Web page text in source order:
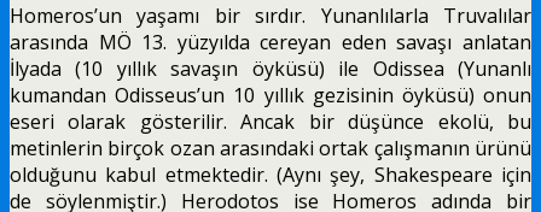
Homeros’un yaşamı bir sırdır. Yunanlılar­la Truvalılar
arasında MÖ 13. yüzyılda cereyan eden savaşı anlatan
İlyada (10 yıllık savaşın öy­küsü) ile Odissea (Yunanlı
kumandan Odisseus’un 10 yıllık gezisinin öyküsü) onun
eseri olarak gösterilir. Ancak bir düşünce ekolü, bu
metinlerin birçok ozan arasındaki ortak çalış­manın ürünü
olduğunu kabul etmektedir. (Ay­nı şey, Shakespeare için
de söylenmiştir.) Herodotos ise Homeros adında bir